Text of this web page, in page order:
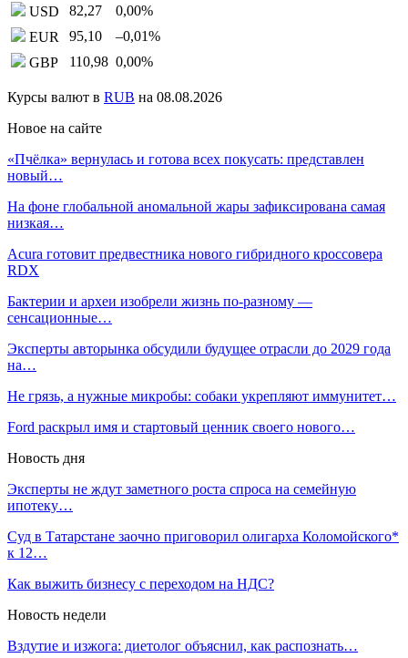
USD
82,27 0,00%
EUR
95,10 –0,01%
GBP
110,98 0,00%
Курсы валют в RUB на 08.08.2026
Новое на сайте
«Пчёлка» вернулась и готова всех покусать: представлен
новый…
На фоне глобальной аномальной жары зафиксирована самая
низкая…
Acura готовит предвестника нового гибридного кроссовера
RDX
Бактерии и археи изобрели жизнь по-разному —
сенсационные…
Эксперты авторынка обсудили будущее отрасли до 2029 года
на…
Не грязь, а нужные микробы: собаки укрепляют иммунитет…
Ford раскрыл имя и стартовый ценник своего нового…
Новость дня
Эксперты не ждут заметного роста спроса на семейную
ипотеку…
Суд в Татарстане заочно приговорил олигарха Коломойского*
к 12…
Как выжить бизнесу с переходом на НДС?
Новость недели
Вздутие и изжога: диетолог объяснил, как распознать…